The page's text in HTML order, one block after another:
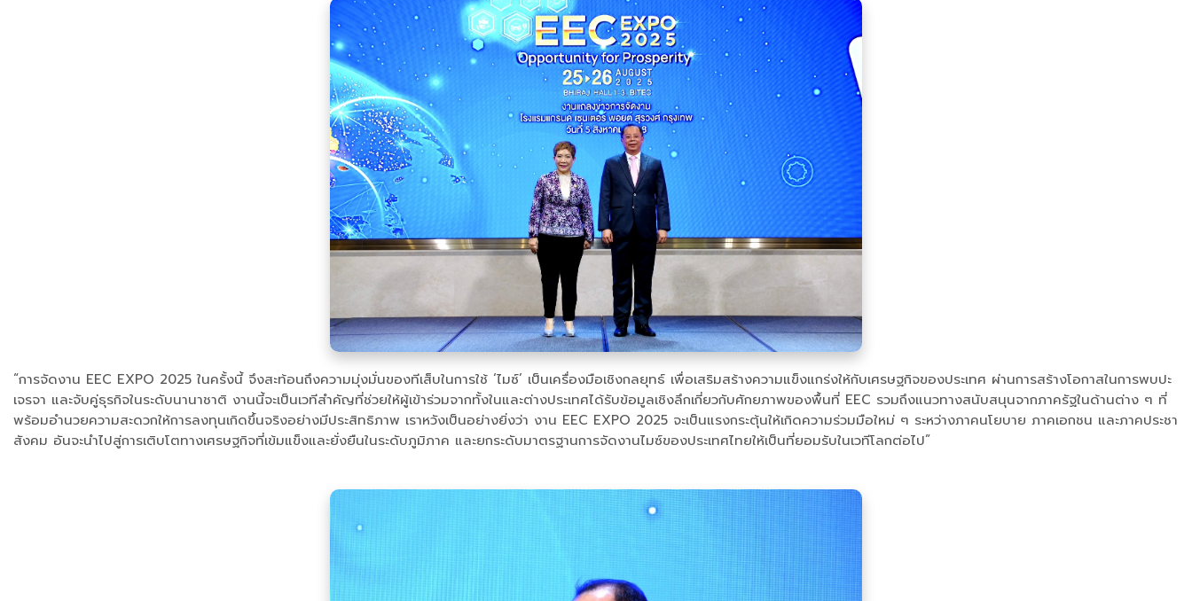
“การจัดงาน EEC EXPO 2025 ในครั้งนี้ จึงสะท้อนถึงความมุ่งมั่นของทีเส็บในการใช้ ‘ไมซ์’ เป็นเครื่องมือเชิงกลยุทธ์ เพื่อเสริมสร้างความแข็งแกร่งให้กับเศรษฐกิจของประเทศ ผ่านการสร้างโอกาสในการพบปะ
เจรจา และจับคู่ธุรกิจในระดับนานาชาติ งานนี้จะเป็นเวทีสำคัญที่ช่วยให้ผู้เข้าร่วมจากทั้งในและต่างประเทศได้รับข้อมูลเชิงลึกเกี่ยวกับศักยภาพของพื้นที่ EEC รวมถึงแนวทางสนับสนุนจากภาครัฐในด้านต่าง ๆ ที่
พร้อมอำนวยความสะดวกให้การลงทุนเกิดขึ้นจริงอย่างมีประสิทธิภาพ เราหวังเป็นอย่างยิ่งว่า งาน EEC EXPO 2025 จะเป็นแรงกระตุ้นให้เกิดความร่วมมือใหม่ ๆ ระหว่างภาคนโยบาย ภาคเอกชน และภาคประชา
สังคม อันจะนำไปสู่การเติบโตทางเศรษฐกิจที่เข้มแข็งและยั่งยืนในระดับภูมิภาค และยกระดับมาตรฐานการจัดงานไมซ์ของประเทศไทยให้เป็นที่ยอมรับในเวทีโลกต่อไป”